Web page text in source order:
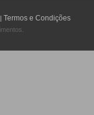
|Termos e Condições